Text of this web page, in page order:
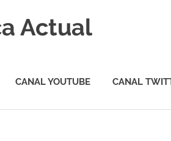
Actual
CANAL YOUTUBE CANAL